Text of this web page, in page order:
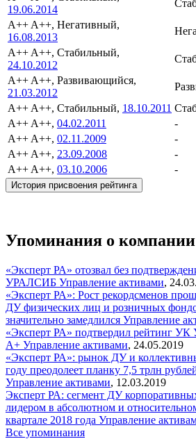
19.06.2014
A++ A++, Негативный,
16.08.2013
A++ A++, Стабильный,
24.10.2012
A++ A++, Развивающийся,
21.03.2012
A++ A++, Стабильный, 18.10.2011
A++ A++, 04.02.2011 -
A++ A++, 02.11.2009 -
A++ A++, 23.09.2008 -
A++ A++, 03.10.2006 -
История присвоения рейтинга
Упоминания о компании
«Эксперт РА» отозвал без
УРАЛСИБ Управление активами,
«Эксперт РА»: Рост рекордсменов
ДУ физических лиц и розничных
значительно замедлился Управление
«Эксперт РА» подтвердил рейтинг
А+ Управление активами, 24.05.2019
«Эксперт РА»: рынок ДУ и
году преодолеет планку 7,5 трлн
Управление активами, 12.03.2019
Эксперт РА: сегмент ДУ
лидером в абсолютном и
квартале 2018 года Управление
Все упоминания